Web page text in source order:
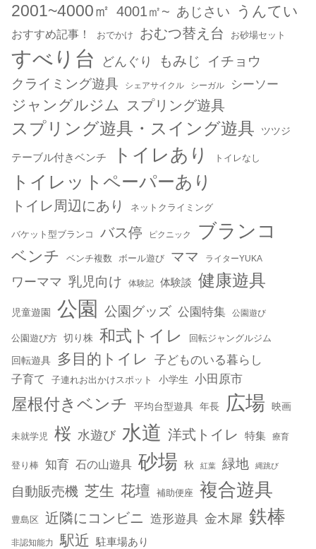
2001~4000㎡ 4001㎡~ あじさい うんてい
おすすめ記事！ おでかけ おむつ替え台 お砂場セット
すべり台 どんぐり もみじ
イチョウ
クライミング遊具
シェアサイクル シーガル シーソー
ジャングルジム スプリング遊具
スプリング遊具・スイング遊具 ツツジ
テーブル付きベンチ トイレあり トイレなし
トイレットペーパーあり
トイレ周辺にあり ネットクライミング
バケット型ブランコ バス停 ピクニック ブランコ
ベンチ ベンチ複数 ボール遊び ママ ライターYUKA
ワーママ 乳児向け 体験記 体験談 健康遊具
児童遊園 公園 公園グッズ 公園特集 公園遊び
公園遊び方 切り株 和式トイレ 回転ジャングルジム
回転遊具 多目的トイレ 子どものいる暮らし
子育て 子連れお出かけスポット 小学生 小田原市
屋根付きベンチ 平均台型遊具 年長 広場 映画
未就学児 桜 水遊び 水道 洋式トイレ 特集 療育
登り棒 知育 石の山遊具 砂場 秋 紅葉 緑地 縄跳び
自動販売機 芝生 花壇 補助便座 複合遊具
豊島区 近隣にコンビニ 造形遊具 金木犀 鉄棒
非認知能力 駅近 駐車場あり